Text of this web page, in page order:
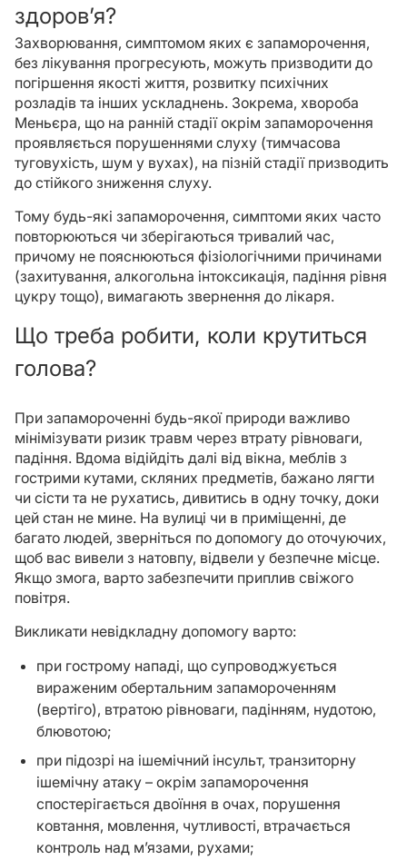
здоровʼя?
Захворювання, симптомом яких є запаморочення,
без лікування прогресують, можуть призводити до
погіршення якості життя, розвитку психічних
розладів та інших ускладнень. Зокрема, хвороба
Меньєра, що на ранній стадії окрім запаморочення
проявляється порушеннями слуху (тимчасова
туговухість, шум у вухах), на пізній стадії призводить
до стійкого зниження слуху.
Тому будь-які запаморочення, симптоми яких часто
повторюються чи зберігаються тривалий час,
причому не пояснюються фізіологічними причинами
(захитування, алкогольна інтоксикація, падіння рівня
цукру тощо), вимагають звернення до лікаря.
Що треба робити, коли крутиться
голова?
При запамороченні будь-якої природи важливо
мінімізувати ризик травм через втрату рівноваги,
падіння. Вдома відійдіть далі від вікна, меблів з
гострими кутами, скляних предметів, бажано лягти
чи сісти та не рухатись, дивитись в одну точку, доки
цей стан не мине. На вулиці чи в приміщенні, де
багато людей, зверніться по допомогу до оточуючих,
щоб вас вивели з натовпу, відвели у безпечне місце.
Якщо змога, варто забезпечити приплив свіжого
повітря.
Викликати невідкладну допомогу варто:
при гострому нападі, що супроводжується
вираженим обертальним запамороченням
(вертіго), втратою рівноваги, падінням, нудотою,
блювотою;
при підозрі на ішемічний інсульт, транзиторну
ішемічну атаку – окрім запаморочення
спостерігається двоїння в очах, порушення
ковтання, мовлення, чутливості, втрачається
контроль над м’язами, рухами;